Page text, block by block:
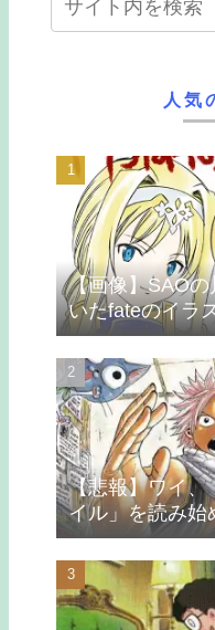
人気
【画像】SAO
いたfateのイラ
ｗｗｗ
【悲報】ワイ、
イル」を読み始
つまらなさに挫